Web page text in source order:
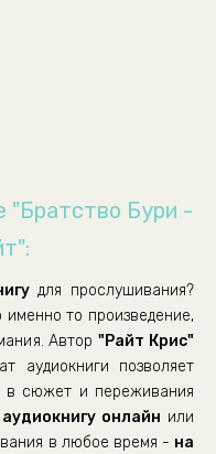
"Братство Бури -
для прослушивания?
то произведение,
Автор"Райт Крис"
аудиокниги позволяет
в сюжет и переживания
онлайн или
в любое время - на